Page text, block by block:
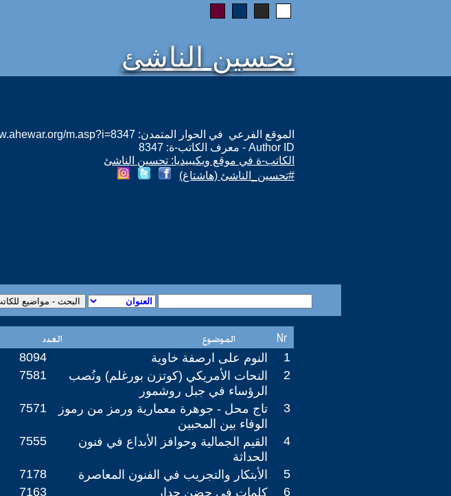
تحسين الناشئ
الموقع الفرعي في الحوار المتمدن: https://www.ahewar.org/m.asp?i=8347
Author ID - معرف الكاتب-ة: 8347
الكاتب-ة في موقع ويكيبيديا: تحسين الناشئ
#تحسين_الناشئ (هاشتاغ)
8094 النوم على ارصفة خاوية
1
7581
النحات الأمريكي (كوتزن بورغلم) ونُصب
الرؤساء في جبل روشمور
2
7571
تاج محل - جوهرة معمارية ورمز من رموز
الوفاء بين المحبين
3
7555
القيم الجمالية وحوافز الأبداع في فنون
الحداثة
4
7178 الأبتكار والتجريب في الفنون المعاصرة
5
7163 كلمات في حضن جدار
6